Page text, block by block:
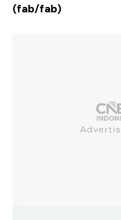
(fab/fab)